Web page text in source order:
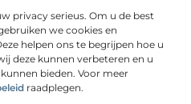
privacy serieus. Om u de best
we cookies en
helpen ons te begrijpen hoe u
deze kunnen verbeteren en u
bieden. Voor meer
raadplegen.